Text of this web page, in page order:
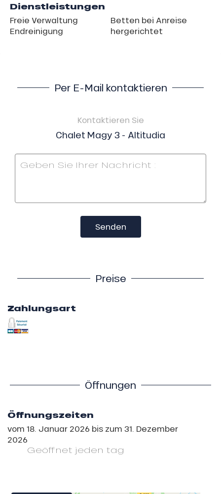
Dienstleistungen
Freie Verwaltung
Endreinigung
Betten bei Anreise
hergerichtet
Per E-Mail kontaktieren
Kontaktieren Sie
Chalet Magy 3 - Altitudia
Senden
Preise
Zahlungsart
Öffnungen
Öffnungszeiten
vom 18. Januar 2026 bis zum 31. Dezember
2026
Geöffnet jeden tag